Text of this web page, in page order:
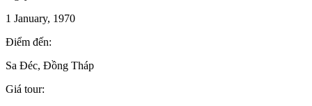
1 January, 1970
Điểm đến:
Sa Đéc, Đồng Tháp
Giá tour: